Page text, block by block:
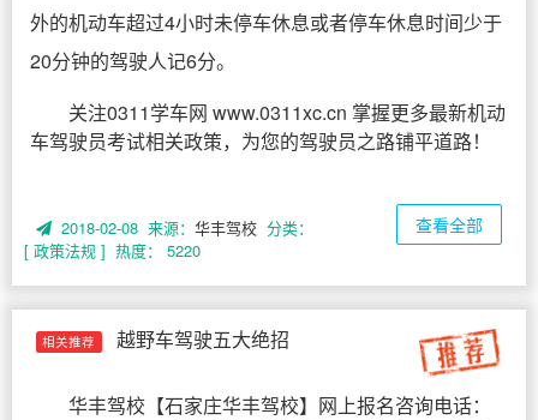
外的机动车超过4小时未停车休息或者停车休息时间少于
20分钟的驾驶人记6分。
关注0311学车网 www.0311xc.cn 掌握更多最新机动
车驾驶员考试相关政策，为您的驾驶员之路铺平道路！
2018-02-08 来源：华丰驾校 分类：
[ 政策法规 ] 热度： 5220
查看全部
相关推荐 越野车驾驶五大绝招
华丰驾校 【石家庄华丰驾校】网上报名咨询电话：